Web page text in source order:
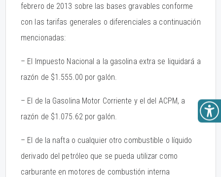
febrero de 2013 sobre las bases gravables conforme
con las tarifas generales o diferenciales a continuación
mencionadas:
– El Impuesto Nacional a la gasolina extra se liquidará a
razón de $1.555.00 por galón.
– El de la Gasolina Motor Corriente y el del ACPM, a
razón de $1.075.62 por galón.
– El de la nafta o cualquier otro combustible o líquido
derivado del petróleo que se pueda utilizar como
carburante en motores de combustión interna